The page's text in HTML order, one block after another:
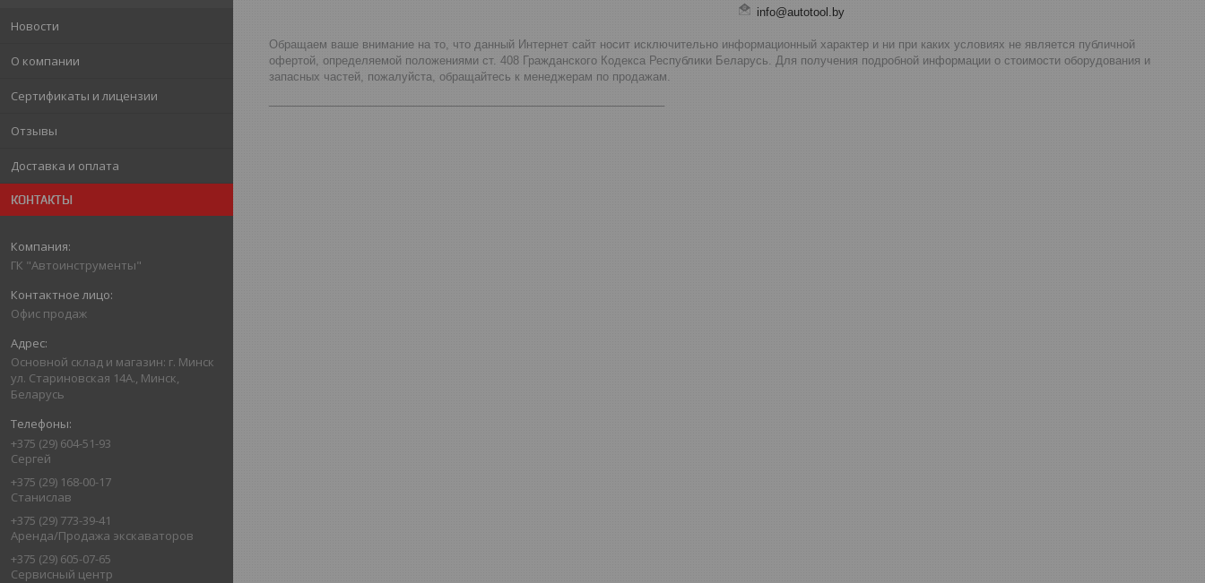
Новости
О компании
Сертификаты и лицензии
Отзывы
Доставка и оплата
КОНТАКТЫ
ГК "Автоинструменты"
Офис продаж
Основной склад и магазин: г. Минск
ул. Стариновская 14А., Минск,
Беларусь
+375 (29) 604-51-93
Сергей
+375 (29) 168-00-17
Станислав
+375 (29) 773-39-41
Аренда/Продажа экскаваторов
+375 (29) 605-07-65
Сервисный центр
info@autotool.by
Обращаем ваше внимание на то, что данный Интернет сайт носит исключительно информационный характер и ни при каких условиях не является публичной
офертой, определяемой положениями ст. 408 Гражданского Кодекса Республики Беларусь. Для получения подробной информации о стоимости оборудования и
запасных частей, пожалуйста, обращайтесь к менеджерам по продажам.